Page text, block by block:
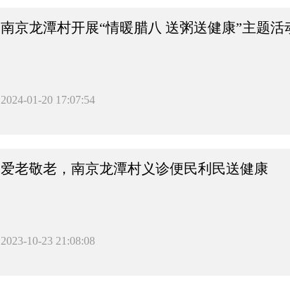
南京龙潭村开展“情暖腊八 送粥送健康”主题活
2024-01-20 17:07:54
​爱老敬老，南京龙潭村义诊便民利民送健康
2023-10-23 21:08:08